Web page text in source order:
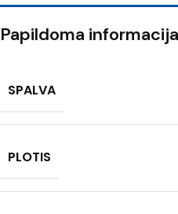
Papildoma informacija
SPALVA
PLOTIS